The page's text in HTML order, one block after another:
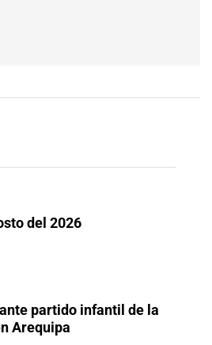
del 2026
partido infantil de la
Arequipa